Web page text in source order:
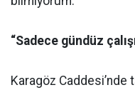
“Sadece gündüz
Karagöz Caddesi’nde